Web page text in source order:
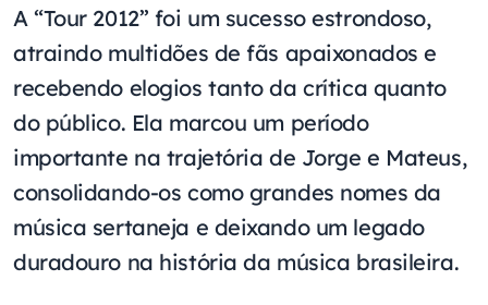
A “Tour 2012” foi um sucesso estrondoso,
atraindo multidões de fãs apaixonados e
recebendo elogios tanto da crítica quanto
do público. Ela marcou um período
importante na trajetória de Jorge e Mateus,
consolidando-os como grandes nomes da
música sertaneja e deixando um legado
duradouro na história da música brasileira.